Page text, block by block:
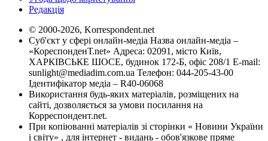
Редакція
© 2000-2026, Korrespondent.net
Суб'єкт у сфері онлайн-медіа Назва онлайн-медіа –
«КореспонденТ.net» Адреса: 02091, місто Київ,
ХАРКІВСЬКЕ ШОСЕ, будинок 172-Б, офіс 208/1 E-mail:
sunlight@mediadim.com.ua Телефон: 044-205-43-00
Ідентифікатор медіа – R40-06068
Використання будь-яких матеріалів, розміщених на
сайті, дозволяється за умови посилання на
Корреспондент.net.
При копіюванні матеріалів зі сторінки « Новини України
і світу» , для інтернет - видань - обов'язкове пряме